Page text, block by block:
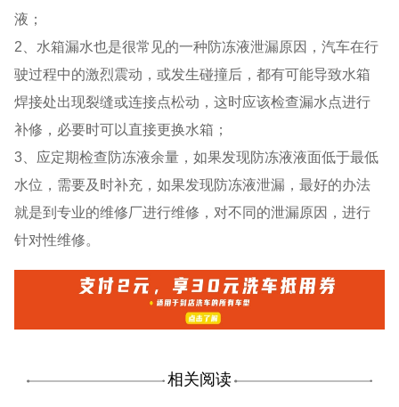
液；
2、水箱漏水也是很常见的一种防冻液泄漏原因，汽车在行
驶过程中的激烈震动，或发生碰撞后，都有可能导致水箱
焊接处出现裂缝或连接点松动，这时应该检查漏水点进行
补修，必要时可以直接更换水箱；
3、应定期检查防冻液余量，如果发现防冻液液面低于最低
水位，需要及时补充，如果发现防冻液泄漏，最好的办法
就是到专业的维修厂进行维修，对不同的泄漏原因，进行
针对性维修。
相关阅读